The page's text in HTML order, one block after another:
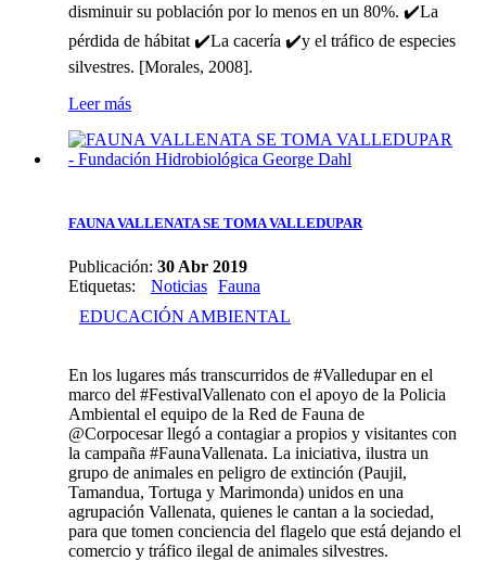
disminuir su población por lo menos en un 80%. ✔️La
pérdida de hábitat ✔️La cacería ✔️y el tráfico de especies
silvestres. [Morales, 2008].
Leer más
FAUNA VALLENATA SE TOMA VALLEDUPAR
Publicación: 30 Abr 2019
Etiquetas: Noticias Fauna
EDUCACIÓN AMBIENTAL
En los lugares más transcurridos de #Valledupar en el
marco del #FestivalVallenato con el apoyo de la Policia
Ambiental el equipo de la Red de Fauna de
@Corpocesar llegó a contagiar a propios y visitantes con
la campaña #FaunaVallenata. La iniciativa, ilustra un
grupo de animales en peligro de extinción (Paujil,
Tamandua, Tortuga y Marimonda) unidos en una
agrupación Vallenata, quienes le cantan a la sociedad,
para que tomen conciencia del flagelo que está dejando el
comercio y tráfico ilegal de animales silvestres.